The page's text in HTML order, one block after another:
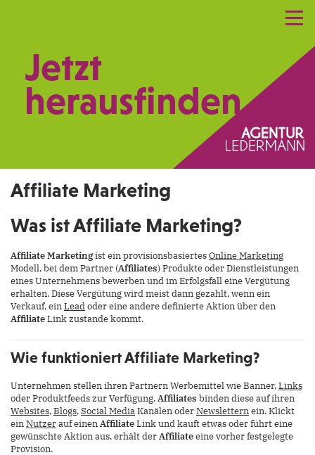
Praxismarketing
Kontakt
Jetzt
herausfinden.
Affiliate Marketing
Was ist Affiliate Marketing?
Affiliate Marketingist ein provisionsbasiertesOnline Marketing
Modell, bei dem Partner (Affiliates) Produkte oder Dienstleistungen
eines Unternehmens bewerben und im Erfolgsfall eine Vergütung
erhalten. Diese Vergütung wird meist dann gezahlt, wenn ein
Verkauf, einLeadoder eine andere definierte Aktion über den
AffiliateLink zustande kommt.
Wie funktioniert Affiliate Marketing?
Unternehmen stellen ihren Partnern Werbemittel wie Banner,Links
oder Produktfeeds zur Verfügung.Affiliates binden diese auf ihren
Websites,Blogs,Social MediaKanälen oderNewsletternein. Klickt
einNutzerauf einenAffiliateLink und kauft etwas oder führt eine
gewünschte Aktion aus, erhält derAffiliateeine vorher festgelegte
Provision.